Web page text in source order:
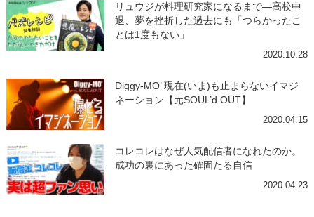
リュウジが料理研究家になるまで―高校中
退、夢を挫折した過去にも「つらかったこ
とは1度もない」
2020.10.28
Diggy-MO’ 現在(いま)も止まらないイマジ
ネーション【元SOUL’d OUT】
2020.04.15
コレコレはなぜ人気配信者になれたのか。
成功の裏にあった確固たる自信
2020.04.23